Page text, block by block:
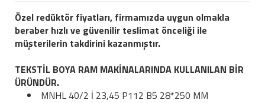
Özel redüktör fiyatları, firmamızda uygun olmakla
beraber hızlı ve güvenilir teslimat önceliği ile
müşterilerin takdirini kazanmıştır.
TEKSTİL BOYA RAM MAKİNALARINDA KULLANILAN BİR
ÜRÜNDÜR.
MNHL 40/2 İ 23,45 P112 B5 28*250 MM